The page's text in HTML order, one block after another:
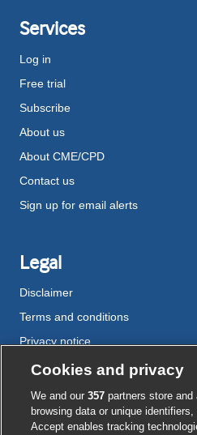
Services
Log in
Free trial
Subscribe
About us
About CME/CPD
Contact us
Sign up for email alerts
Legal
Disclaimer
Terms and conditions
Privacy notice
Cookie policy
Accessibility
Cookies and privacy
We and our357 partners store
browsing data or unique
Accept enables tracking